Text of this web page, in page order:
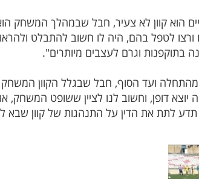
הוא קוון לא צעיר, חבל שבמהלך המשחק
לטפל בהם, היה לו חשוב להתבלט
בתוקפנות וגרם לעצבים מיותרים".
ועד הסוף, חבל שבגלל הקוון המשחק
דופן, וחשוב לנו לציין ששופט המשחק,
תדע לתת את הדין על התנהגות של קוון שבא